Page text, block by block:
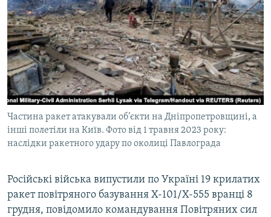
ВСЕ ЗА ДЕНЬ
СПЕЦПРОЕКТИ
ДЕПОРТАЦІЯ
ВІДЕОУРОКИ «ELIFBE»
СВІДЧЕННЯ ОКУПАЦІЇ
УКРАЇНСЬКА ПРОБЛЕМА КРИМУ
ІНФОГРАФІКА
ЯК ОБІЙТИ БЛОКУВАННЯ
Русский
Qırımtatar
ДОЛУЧАЙСЯ!
Усі сайти RFE/RL
Частина ракет атакували об’єкти на Дніпропетровщині, а
інші полетіли на Київ. Фото від 1 травня 2023 року:
наслідки ракетного удару по околиці Павлограда
Російські війська випустили по Україні 19 крилатих
ракет повітряного базування Х-101/Х-555 вранці 8
грудня, повідомило командування Повітряних сил